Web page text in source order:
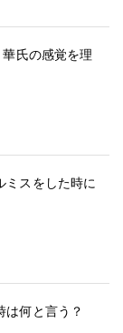
氏の感覚を理
ミスをした時に
は何と言う？